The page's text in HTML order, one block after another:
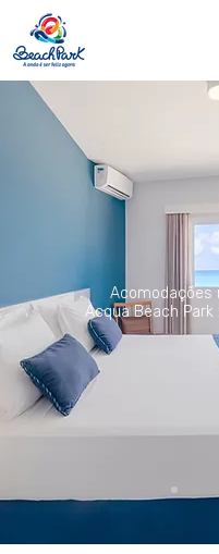
Acomodações
Acqua Beach Park